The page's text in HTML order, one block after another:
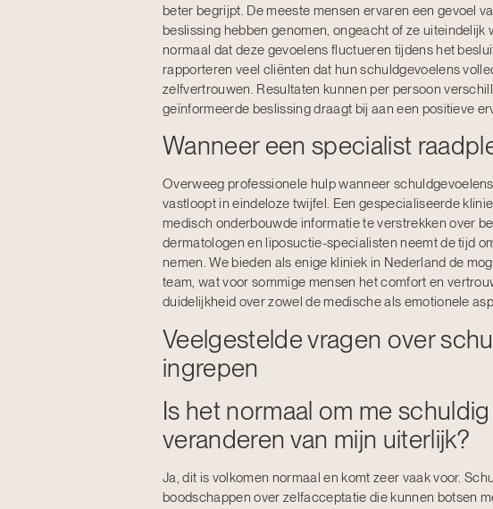
beter begrijpt. De meeste mensen ervaren een gevoel
beslissing hebben genomen, ongeacht of ze
normaal dat deze gevoelens fluctueren tijdens het
rapporteren veel cliënten dat hun schuldgevoelens
zelfvertrouwen. Resultaten kunnen per persoon
geïnformeerde beslissing draagt bij aan een positieve
Wanneer een specialist
Overweeg professionele hulp wanneer
vastloopt in eindeloze twijfel. Een gespecialiseerde
medisch onderbouwde informatie te verstrekken over
dermatologen en liposuctie-specialisten neemt de tijd
nemen. We bieden als enige kliniek in Nederland de
team, wat voor sommige mensen het comfort en
duidelijkheid over zowel de medische als emotionele
Veelgestelde vragen over
ingrepen
Is het normaal om me
veranderen van mijn uiterlijk?
Ja, dit is volkomen normaal en komt zeer vaak voor.
boodschappen over zelfacceptatie die kunnen botsen